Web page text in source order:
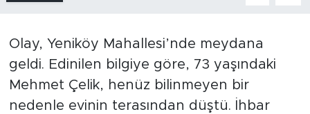
Olay, Yeniköy Mahallesi’nde meydana
geldi. Edinilen bilgiye göre, 73 yaşındaki
Mehmet Çelik, henüz bilinmeyen bir
nedenle evinin terasından düştü. İhbar